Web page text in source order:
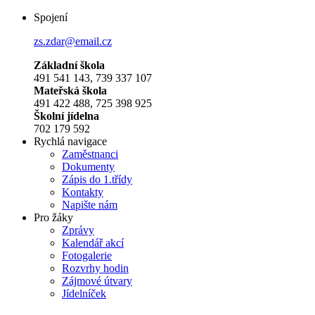
Spojení
zs.zdar@email.cz
Základní škola
491 541 143, 739 337 107
Mateřská škola
491 422 488, 725 398 925
Školní jídelna
702 179 592
Rychlá navigace
Zaměstnanci
Dokumenty
Zápis do 1.třídy
Kontakty
Napište nám
Pro žáky
Zprávy
Kalendář akcí
Fotogalerie
Rozvrhy hodin
Zájmové útvary
Jídelníček